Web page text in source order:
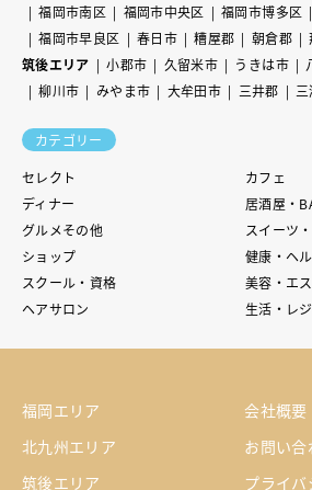
福岡市南区
福岡市中央区 福岡市博多区
福岡市早良区
春日市 糟屋郡 朝倉郡
筑後エリア
小郡市 久留米市 うきは市
柳川市
みやま市 大牟田市 三井郡
カテゴリー
セレクト
カフェ
ディナー
居酒屋・
グルメその他
スイーツ
ショップ
健康・ヘ
スクール・資格
美容・エ
ヘアサロン
生活・レ
福岡エリア
北九州エリア
筑後エリア
会社概要
お問い合
プライ